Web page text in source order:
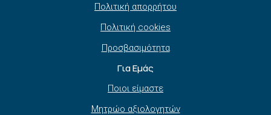
Πολιτική απορρήτου
Πολιτική cookies
Προσβασιμότητα
Για Εμάς
Ποιοι είμαστε
Μητρώο αξιολογητών